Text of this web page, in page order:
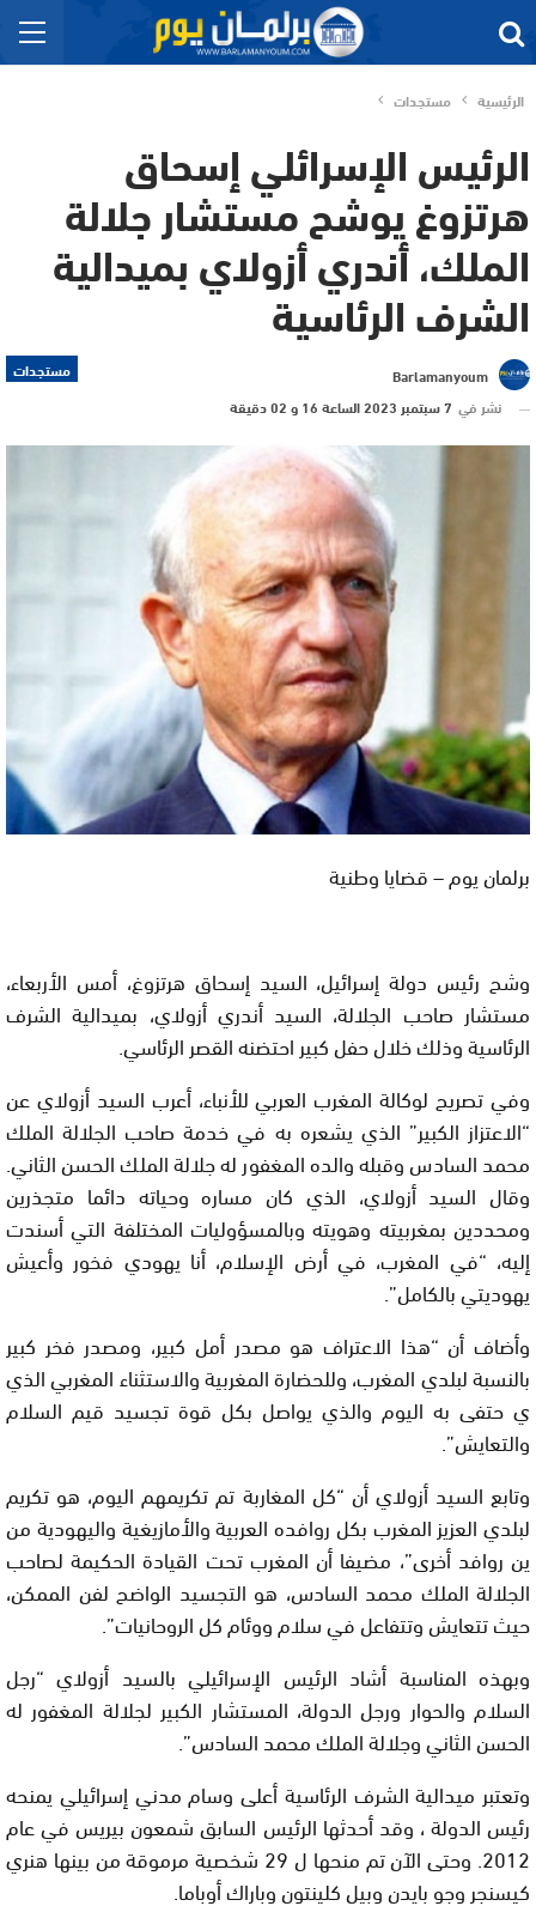
الرئيسية مستجدات
الرئيس الإسرائلي إسحاق
هرتزوغ يوشح مستشار جلالة
الملك، أندري أزولاي بميدالية
الشرف الرئاسية
مستجدات
Barlamanyoum
نشر في 7 سبتمبر 2023 الساعة 16 و 02 دقيقة
برلمان يوم – قضايا وطنية
وشح رئيس دولة إسرائيل، السيد إسحاق هرتزوغ، أمس الأربعاء،
مستشار صاحب الجلالة، السيد أندري أزولاي، بميدالية الشرف
الرئاسية وذلك خلال حفل كبير احتضنه القصر الرئاسي.
وفي تصريح لوكالة المغرب العربي للأنباء، أعرب السيد أزولاي عن
“الاعتزاز الكبير” الذي يشعره به في خدمة صاحب الجلالة الملك
محمد السادس وقبله والده المغفور له جلالة الملك الحسن الثاني.
وقال السيد أزولاي، الذي كان مساره وحياته دائما متجذرين
ومحددين بمغربيته وهويته وبالمسؤوليات المختلفة التي أسندت
إليه، “في المغرب، في أرض الإسلام، أنا يهودي فخور وأعيش
يهوديتي بالكامل”.
وأضاف أن “هذا الاعتراف هو مصدر أمل كبير، ومصدر فخر كبير
بالنسبة لبلدي المغرب، وللحضارة المغربية والاستثناء المغربي الذي
ي حتفى به اليوم والذي يواصل بكل قوة تجسيد قيم السلام
والتعايش”.
وتابع السيد أزولاي أن “كل المغاربة تم تكريمهم اليوم، هو تكريم
لبلدي العزيز المغرب بكل روافده العربية والأمازيغية واليهودية من
ين روافد أخرى”، مضيفا أن المغرب تحت القيادة الحكيمة لصاحب
الجلالة الملك محمد السادس، هو التجسيد الواضح لفن الممكن،
حيث تتعايش وتتفاعل في سلام ووئام كل الروحانيات”.
وبهذه المناسبة أشاد الرئيس الإسرائيلي بالسيد أزولاي “رجل
السلام والحوار ورجل الدولة، المستشار الكبير لجلالة المغفور له
الحسن الثاني وجلالة الملك محمد السادس”.
وتعتبر ميدالية الشرف الرئاسية أعلى وسام مدني إسرائيلي يمنحه
رئيس الدولة ، وقد أحدثها الرئيس السابق شمعون بيريس في عام
2012. وحتى الآن تم منحها ل 29 شخصية مرموقة من بينها هنري
كيسنجر وجو بايدن وبيل كلينتون وباراك أوباما.